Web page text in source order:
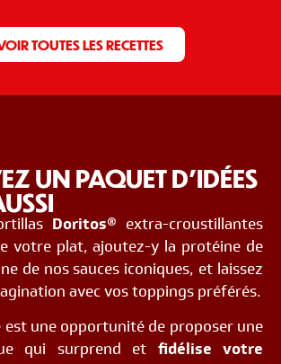
TOUTES LES RECETTES
UN PAQUET D'IDÉES
Doritos® extra-croustillantes
votre plat, ajoutez-y la protéine de
de nos sauces iconiques, et laissez
avec vos toppings préférés.
est une opportunité de proposer une
qui surprend et fidélise votre